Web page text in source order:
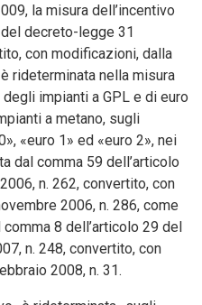
la misura dell’incentivo
decreto-legge 31
con modificazioni, dalla
rideterminata nella misura
impianti a GPL e di euro
a metano, sugli
«euro 1» ed «euro 2», nei
dal comma 59 dell’articolo
n. 262, convertito, con
2006, n. 286, come
8 dell’articolo 29 del
n. 248, convertito, con
2008, n. 31.